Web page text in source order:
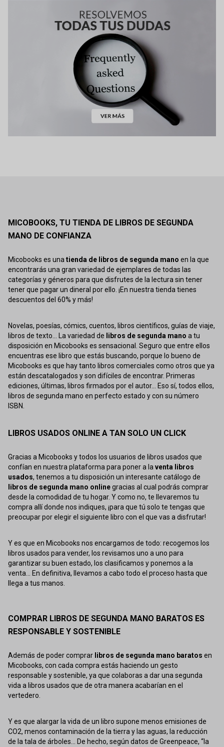
MICOBOOKS, TU TIENDA DE LIBROS DE SEGUNDA
MANO DE CONFIANZA
Micobooks es unatienda de libros de segunda mano en la que
encontrarás una gran variedad de ejemplares de todas las
categorías y géneros para que disfrutes de la lectura sin tener
tener que pagar un dineral por ello. ¡En nuestra tienda tienes
descuentos del 60% y más!
Novelas, poesías, cómics, cuentos, libros científicos, guías de viaje,
libros de texto... La variedad de libros de segunda mano a tu
disposición en Micobooks es sensacional. Seguro que entre ellos
encuentras ese libro que estás buscando, porque lo bueno de
Micobooks es que hay tanto libros comerciales como otros que ya
están descatalogados y son difíciles de encontrar. Primeras
ediciones, últimas, libros firmados por el autor... Eso sí, todos ellos,
libros de segunda mano en perfecto estado y con su número
ISBN.
LIBROS USADOS ONLINE A TAN SOLO UN CLICK
Gracias a Micobooks y todos los usuarios de libros usados que
confían en nuestra plataforma para poner a laventa libros
usados, tenemos a tu disposición un interesante catálogo de
libros de segunda mano onlinegracias al cual podrás comprar
desde la comodidad de tu hogar. Y como no, te llevaremos tu
compra allí donde nos indiques, ¡para que tú solo te tengas que
preocupar por elegir el siguiente libro con el que vas a disfrutar!
Y es que en Micobooks nos encargamos de todo: recogemos los
libros usados para vender, los revisamos uno a uno para
garantizar su buen estado, los clasificamos y ponemos a la
venta... En definitiva, llevamos a cabo todo el proceso hasta que
llega a tus manos.
COMPRAR LIBROS DE SEGUNDA MANO BARATOS ES
RESPONSABLE Y SOSTENIBLE
Además de poder comprar libros de segunda mano baratos en
Micobooks, con cada compra estás haciendo un gesto
responsable y sostenible, ya que colaboras a dar una segunda
vida a libros usados que de otra manera acabarían en el
vertedero.
Y es que alargar la vida de un libro supone menos emisiones de
CO2, menos contaminación de la tierra y las aguas, la reducción
de la tala de árboles... De hecho, según datos de Greenpeace, “la